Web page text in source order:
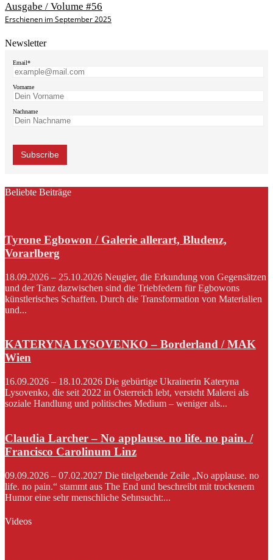
Ausgabe / Volume #56
Erschienen im September 2025
Newsletter
Email*
Vorname
Nachname
Beliebte Beiträge
Tyrone Egbowon / Galerie allerart, Bludenz,
Vorarlberg
18.09.2026 – 25.10.2026 Neugier, die Erkundung von Gegensätzen
und der Tanz dazwischen sind die Triebfedern für Egbowons
künstlerisches Schaffen. Durch die Transformation von Materialien
und...
KATERYNA LYSOVENKO – Borderland / MAK
Wien
16.09.2026 – 18.10.2026 Die gebürtige Ukrainerin Kateryna
Lysovenko, die seit 2022 in Österreich lebt, versteht Malerei als
soziale Handlung und politisches Medium – weniger als...
Claudia Larcher – No applause. no life. no pain. /
Francisco Carolinum Linz
09.09.2026 – 07.02.2027 Die titelgebende Zeile „No applause. no
life. no pain.“ stammt aus The End und beschreibt mit trockenem
Humor eine sehr menschliche Sehnsucht:...
Videos